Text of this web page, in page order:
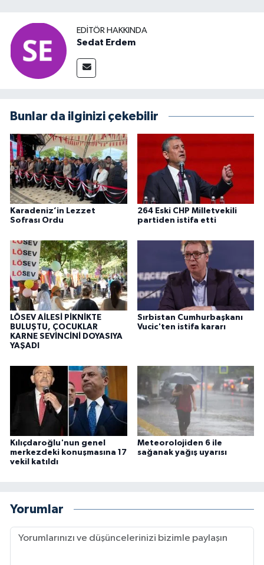
EDITÖR HAKKINDA
Sedat Erdem
Bunlar da ilginizi çekebilir
Karadeniz’in Lezzet
Sofrası Ordu
264 Eski CHP Milletvekili
partiden istifa etti
LÖSEV AİLESİ PİKNİKTE
BULUŞTU, ÇOCUKLAR
KARNE SEVİNCİNİ DOYASIYA
YAŞADI
Sırbistan Cumhurbaşkanı
Vucic'ten istifa kararı
Kılıçdaroğlu'nun genel
merkezdeki konuşmasına 17
vekil katıldı
Meteorolojiden 6 ile
sağanak yağış uyarısı
Yorumlar